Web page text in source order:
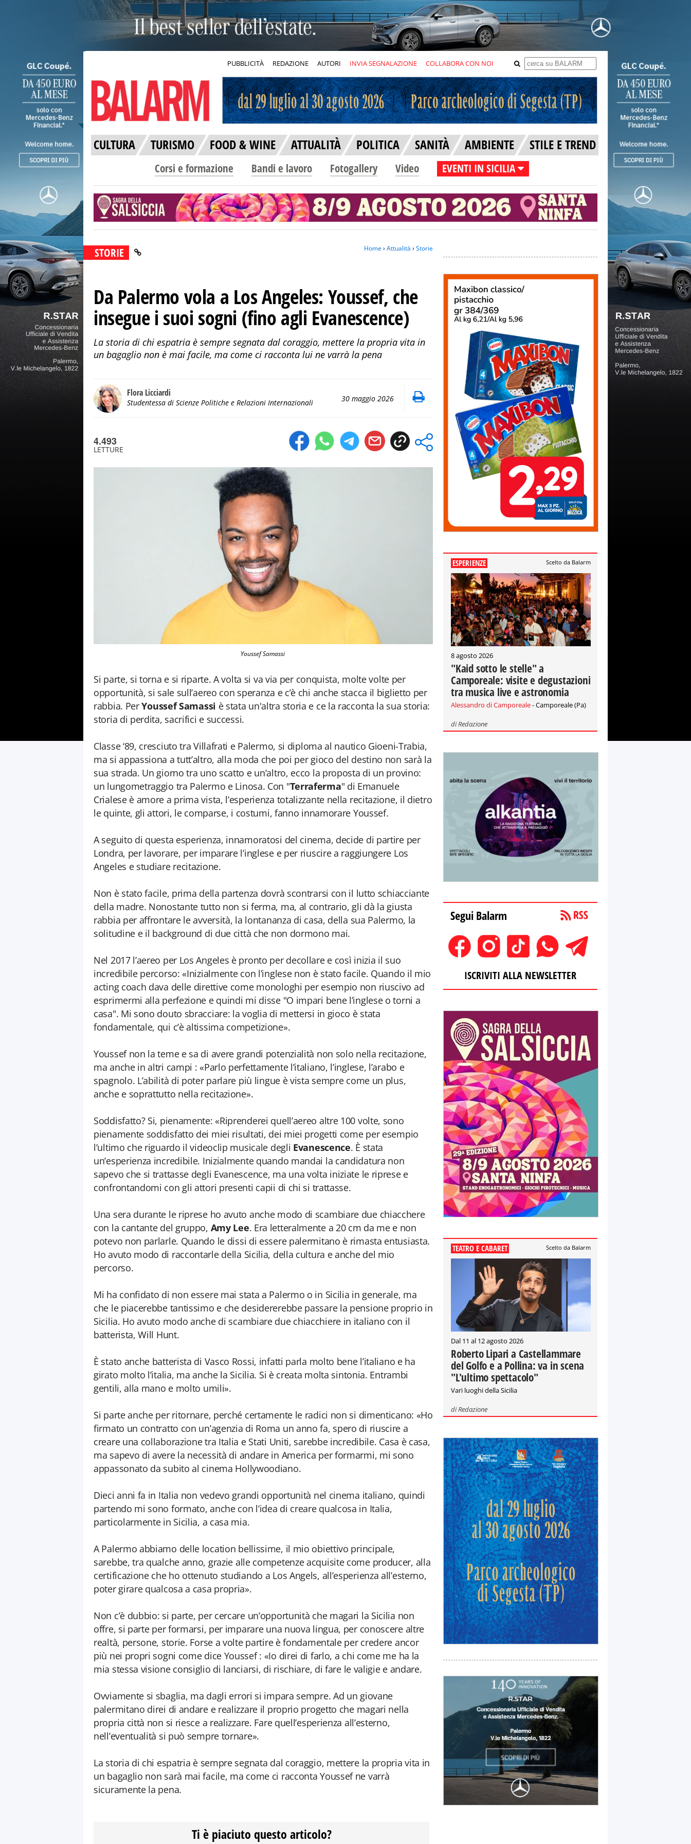
PUBBLICITÀ REDAZIONE AUTORI INVIA SEGNALAZIONE COLLABORA CON NOI
CULTURA TURISMO FOOD & WINE ATTUALITÀ POLITICA SANITÀ AMBIENTE STILE E TREND
Corsi e formazione Bandi e lavoro Fotogallery Video EVENTI IN SICILIA
STORIE Home› Attualità › Storie
Da Palermo vola a Los Angeles: Youssef, che
insegue i suoi sogni (fino agli Evanescence)
La storia di chi espatria è sempre segnata dal coraggio, mettere la propria vita in
un bagaglio non è mai facile, ma come ci racconta lui ne varrà la pena
Flora Licciardi
Studentessa di Scienze Politiche e Relazioni Internazionali 30 maggio 2026
4.493
LETTURE
Youssef Samassi
Si parte, si torna e si riparte. A volta si va via per conquista, molte volte per
opportunità, si sale sull’aereo con speranza e c’è chi anche stacca il biglietto per
rabbia. PerYoussef Samassi è stata un'altra storia e ce la racconta la sua storia:
storia di perdita, sacrifici e successi.
Classe ‘89, cresciuto tra Villafrati e Palermo, si diploma al nautico Gioeni-Trabia,
ma si appassiona a tutt’altro, alla moda che poi per gioco del destino non sarà la
sua strada. Un giorno tra uno scatto e un’altro, ecco la proposta di un provino:
un lungometraggio tra Palermo e Linosa. Con "Terraferma" di Emanuele
Crialese è amore a prima vista, l’esperienza totalizzante nella recitazione, il dietro
le quinte, gli attori, le comparse, i costumi, fanno innamorare Youssef.
A seguito di questa esperienza, innamoratosi del cinema, decide di partire per
Londra, per lavorare, per imparare l’inglese e per riuscire a raggiungere Los
Angeles e studiare recitazione.
Non è stato facile, prima della partenza dovrà scontrarsi con il lutto schiacciante
della madre. Nonostante tutto non si ferma, ma, al contrario, gli dà la giusta
rabbia per affrontare le avversità, la lontananza di casa, della sua Palermo, la
solitudine e il background di due città che non dormono mai.
Nel 2017 l’aereo per Los Angeles è pronto per decollare e così inizia il suo
incredibile percorso: «Inizialmente con l’inglese non è stato facile. Quando il mio
acting coach dava delle direttive come monologhi per esempio non riuscivo ad
esprimermi alla perfezione e quindi mi disse "O impari bene l’inglese o torni a
casa". Mi sono douto sbracciare: la voglia di mettersi in gioco è stata
fondamentale, qui c’è altissima competizione».
Youssef non la teme e sa di avere grandi potenzialità non solo nella recitazione,
ma anche in altri campi : «Parlo perfettamente l’italiano, l’inglese, l’arabo e
spagnolo. L’abilità di poter parlare più lingue è vista sempre come un plus,
anche e soprattutto nella recitazione».
Soddisfatto? Si, pienamente: «Riprenderei quell’aereo altre 100 volte, sono
pienamente soddisfatto dei miei risultati, dei miei progetti come per esempio
l’ultimo che riguardo il videoclip musicale degli Evanescence. È stata
un’esperienza incredibile. Inizialmente quando mandai la candidatura non
sapevo che si trattasse degli Evanescence, ma una volta iniziate le riprese e
confrontandomi con gli attori presenti capii di chi si trattasse.
Una sera durante le riprese ho avuto anche modo di scambiare due chiacchere
con la cantante del gruppo, Amy Lee. Era letteralmente a 20 cm da me e non
potevo non parlarle. Quando le dissi di essere palermitano è rimasta entusiasta.
Ho avuto modo di raccontarle della Sicilia, della cultura e anche del mio
percorso.
Mi ha confidato di non essere mai stata a Palermo o in Sicilia in generale, ma
che le piacerebbe tantissimo e che desidererebbe passare la pensione proprio in
Sicilia. Ho avuto modo anche di scambiare due chiacchiere in italiano con il
batterista, Will Hunt.
È stato anche batterista di Vasco Rossi, infatti parla molto bene l’italiano e ha
girato molto l’italia, ma anche la Sicilia. Si è creata molta sintonia. Entrambi
gentili, alla mano e molto umili».
Si parte anche per ritornare, perché certamente le radici non si dimenticano: «Ho
firmato un contratto con un’agenzia di Roma un anno fa, spero di riuscire a
creare una collaborazione tra Italia e Stati Uniti, sarebbe incredibile. Casa è casa,
ma sapevo di avere la necessità di andare in America per formarmi, mi sono
appassonato da subito al cinema Hollywoodiano.
Dieci anni fa in Italia non vedevo grandi opportunità nel cinema italiano, quindi
partendo mi sono formato, anche con l’idea di creare qualcosa in Italia,
particolarmente in Sicilia, a casa mia.
A Palermo abbiamo delle location bellissime, il mio obiettivo principale,
sarebbe, tra qualche anno, grazie alle competenze acquisite come producer, alla
certificazione che ho ottenuto studiando a Los Angels, all’esperienza all’esterno,
poter girare qualcosa a casa propria».
Non c’è dubbio: si parte, per cercare un’opportunità che magari la Sicilia non
offre, si parte per formarsi, per imparare una nuova lingua, per conoscere altre
realtà, persone, storie. Forse a volte partire è fondamentale per credere ancor
più nei propri sogni come dice Youssef : «Io direi di farlo, a chi come me ha la
mia stessa visione consiglio di lanciarsi, di rischiare, di fare le valigie e andare.
Ovviamente si sbaglia, ma dagli errori si impara sempre. Ad un giovane
palermitano direi di andare e realizzare il proprio progetto che magari nella
propria città non si riesce a realizzare. Fare quell’esperienza all’esterno,
nell’eventualità si può sempre tornare».
La storia di chi espatria è sempre segnata dal coraggio, mettere la propria vita in
un bagaglio non sarà mai facile, ma come ci racconta Youssef ne varrà
sicuramente la pena.
Ti è piaciuto questo articolo?
ESPERIENZE Scelto da Balarm
8 agosto 2026
"Kaid sotto le stelle" a
Camporeale: visite e degustazioni
tra musica live e astronomia
Alessandro di Camporeale- Camporeale (Pa)
diRedazione
Segui Balarm
ISCRIVITI ALLA NEWSLETTER
TEATRO E CABARET Scelto da Balarm
Dal 11 al 12 agosto 2026
Roberto Lipari a Castellammare
del Golfo e a Pollina: va in scena
"L'ultimo spettacolo"
Vari luoghi della Sicilia
diRedazione